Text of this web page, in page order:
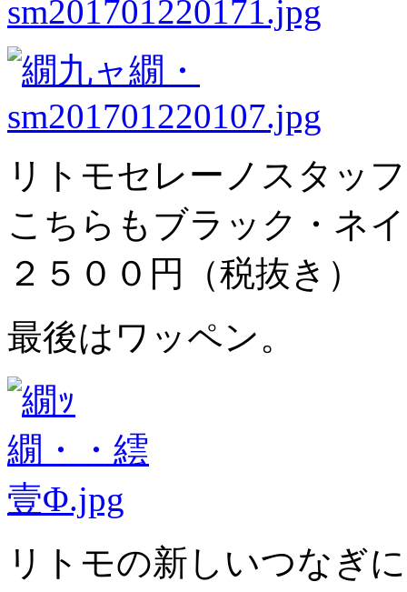
リトモセレーノスタッ
こちらもブラック・ネ
２５００円（税抜き）
最後はワッペン。
リトモの新しいつなぎ